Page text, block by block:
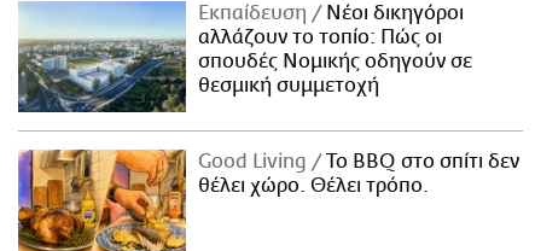
Εκπαίδευση
Νέοι δικηγόροι
αλλάζουν το τοπίο: Πώς οι
σπουδές Νομικής οδηγούν σε
θεσμική συμμετοχή
Good Living
Το BBQ στο σπίτι δεν
θέλει χώρο. Θέλει τρόπο.